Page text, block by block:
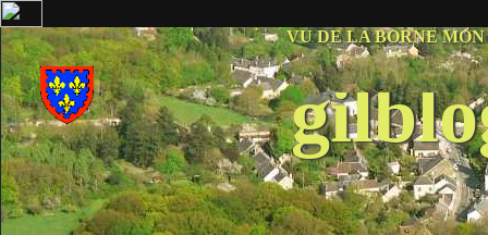
VU DE LA BORNE